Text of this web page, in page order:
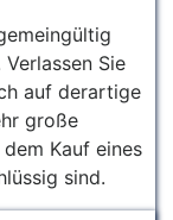
Sie
auf derartige
große
Kauf eines
sind.